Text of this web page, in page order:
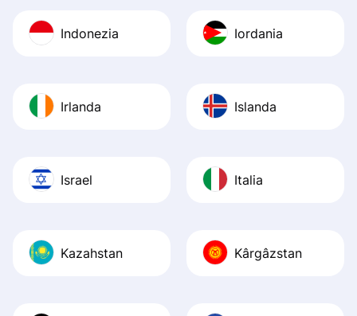
Indonezia Iordania
Irlanda Islanda
Israel Italia
Kazahstan Kârgâzstan